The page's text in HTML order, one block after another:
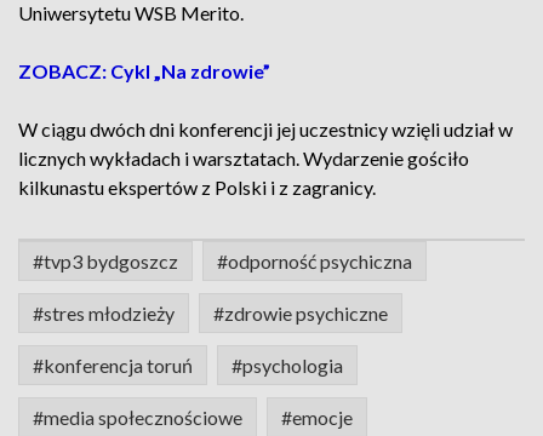
Uniwersytetu WSB Merito.
ZOBACZ: Cykl „Na zdrowie”
W ciągu dwóch dni konferencji jej uczestnicy wzięli udział w
licznych wykładach i warsztatach. Wydarzenie gościło
kilkunastu ekspertów z Polski i z zagranicy.
#tvp3 bydgoszcz #odporność psychiczna
#stres młodzieży #zdrowie psychiczne
#konferencja toruń #psychologia
#media społecznościowe #emocje